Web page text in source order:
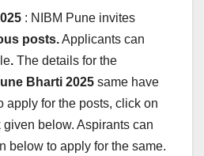
: NIBM Pune invites
posts.Applicants can
. The details for the
Bharti 2025 same have
apply for the posts, click on
below. Aspirants can
below to apply for the same.